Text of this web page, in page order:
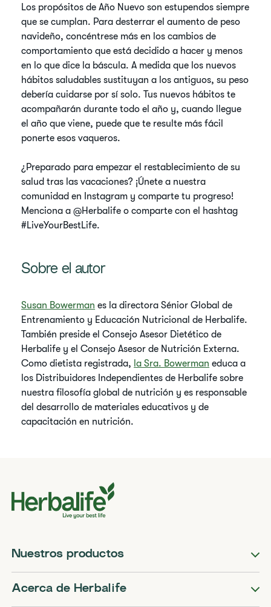
Los propósitos de Año Nuevo son estupendos siempre
que se cumplan. Para desterrar el aumento de peso
navideño, concéntrese más en los cambios de
comportamiento que está decidido a hacer y menos
en lo que dice la báscula. A medida que los nuevos
hábitos saludables sustituyan a los antiguos, su peso
debería cuidarse por sí solo. Tus nuevos hábitos te
acompañarán durante todo el año y, cuando llegue
el año que viene, puede que te resulte más fácil
ponerte esos vaqueros.
¿Preparado para empezar el restablecimiento de su
salud tras las vacaciones? ¡Únete a nuestra
comunidad en Instagram y comparte tu progreso!
Menciona a @Herbalife o comparte con el hashtag
#LiveYourBestLife.
Sobre el autor
Susan Bowerman es la directora Sénior Global de
Entrenamiento y Educación Nutricional de Herbalife.
También preside el Consejo Asesor Dietético de
Herbalife y el Consejo Asesor de Nutrición Externa.
Como dietista registrada, la Sra. Bowerman educa a
los Distribuidores Independientes de Herbalife sobre
nuestra filosofía global de nutrición y es responsable
del desarrollo de materiales educativos y de
capacitación en nutrición.
Nuestros productos
Acerca de Herbalife